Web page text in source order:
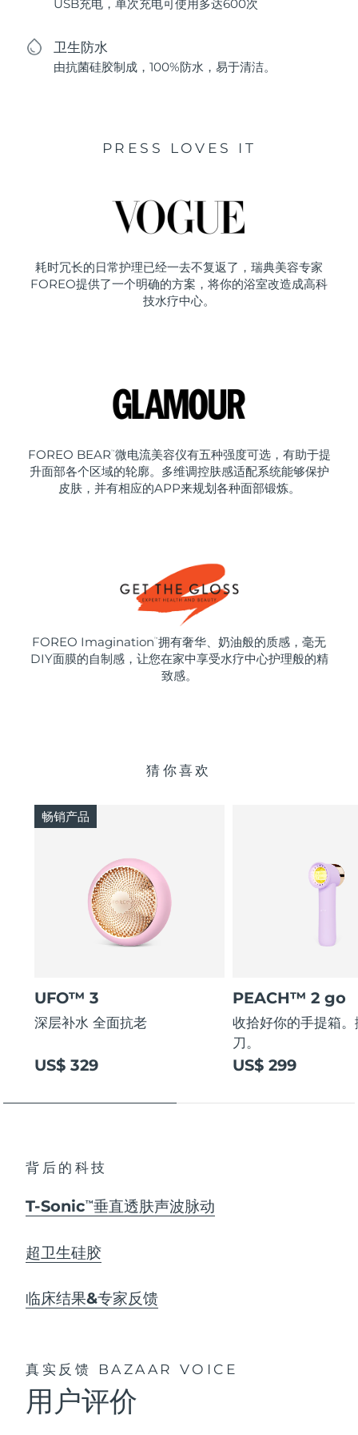
USB充电，单次充电可使用多达600次
卫生防水
由抗菌硅胶制成，100%防水，易于清洁。
PRESS LOVES IT
耗时冗长的日常护理已经一去不复返了，瑞典美容专家
FOREO提供了一个明确的方案，将你的浴室改造成高科
技水疗中心。
FOREO BEAR ™ 微电流美容仪有五种强度可选，有助于提
升面部各个区域的轮廓。多维调控肤感适配系统能够保护
皮肤，并有相应的APP来规划各种面部锻炼。
FOREO Imagination ™ 拥有奢华、奶油般的质感，毫无
DIY面膜的自制感，让您在家中享受水疗中心护理般的精
致感。
猜你喜欢
UFO™ 3
深层补水 全面抗老
US$ 329
畅销产品
PEACH™ 2 go
收拾好你的手提箱
刀。
US$ 299
背后的科技
T-SonicTM 垂直透肤声波脉动
超卫生硅胶
临床结果&专家反馈
真实反馈 BAZAAR VOICE
用户评价